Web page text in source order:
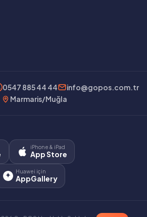
0547 885 44 44
info@gopos.com.tr
Marmaris/Muğla
iPhone & iPad
App Store
Huawei için
AppGallery